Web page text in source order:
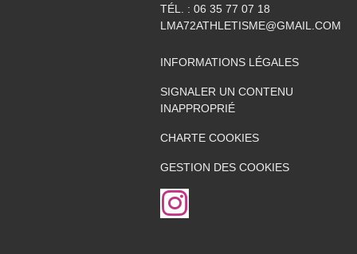
TÉL. : 06 35 77 07 18
LMA72ATHLETISME@GMAIL.COM
INFORMATIONS LÉGALES
SIGNALER UN CONTENU
INAPPROPRIÉ
CHARTE COOKIES
GESTION DES COOKIES